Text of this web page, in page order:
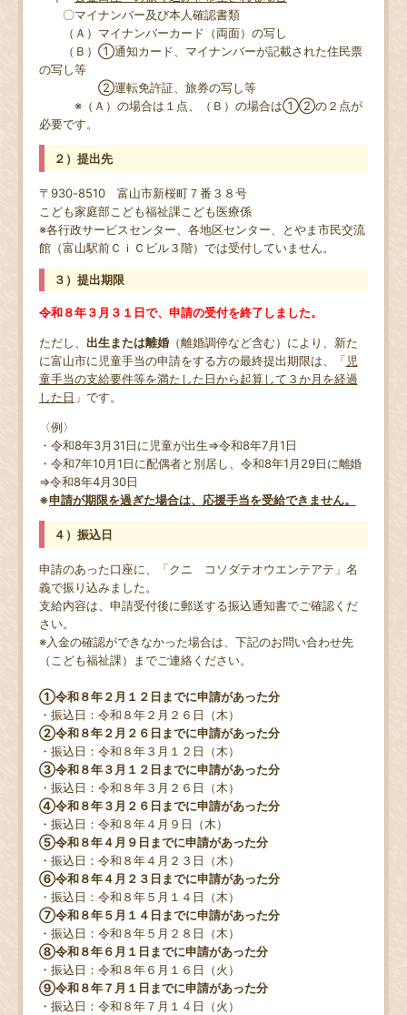
〇マイナンバー及び本人確認書類
（Ａ）マイナンバーカード（両面）の写し
（Ｂ）①通知カード、マイナンバーが記載された住民票
の写し等
②運転免許証、旅券の写し等
※（Ａ）の場合は１点、（Ｂ）の場合は①②の２点が
必要です。
２）提出先
〒930-8510 富山市新桜町７番３８号
こども家庭部こども福祉課こども医療係
※各行政サービスセンター、各地区センター、とやま市民交流
館（富山駅前ＣｉＣビル３階）では受付していません。
３）提出期限
令和８年３月３１日で、申請の受付を終了しました。
ただし、 出生または離婚（離婚調停など含む）により、新た
に富山市に児童手当の申請をする方の最終提出期限は、「児
童手当の支給要件等を満たした日から起算して３か月を経過
した日 」です。
〈例〉
・令和8年3月31日に児童が出生⇒令和8年7月1日
・令和7年10月1日に配偶者と別居し、令和8年1月29日に離婚
⇒令和8年4月30日
※申請が期限を過ぎた場合は、応援手当を受給できません。
４）振込日
申請のあった口座に、「クニ コソダテオウエンテアテ」名
義で振り込みました。
支給内容は、申請受付後に郵送する振込通知書でご確認くだ
さい。
※入金の確認ができなかった場合は、下記のお問い合わせ先
（こども福祉課）までご連絡ください。
①令和８年２月１２日までに申請があった分
・振込日 ：令和８年２月２６日（木）
②令和８年２月２６日までに申請があった分
・振込日 ：令和８年３月１２日（木）
③令和８年３月１２日までに申請があった分
・振込日 ：令和８年３月２６日（木）
④令和８年３月２６日までに申請があった分
・振込日 ：令和８年４月９日（木）
⑤令和８年４月９日までに申請があった分
・振込日 ：令和８年４月２３日（木）
⑥令和８年４月２３日までに申請があった分
・振込日 ：令和８年５月１４日（木）
⑦令和８年５月１４日までに申請があった分
・振込日 ：令和８年５月２８日（木）
⑧令和８年６月１日までに申請があった分
・振込日 ：令和８年６月１６日（火）
⑨令和８年７月１日までに申請があった分
・振込日 ：令和８年７月１４日（火）